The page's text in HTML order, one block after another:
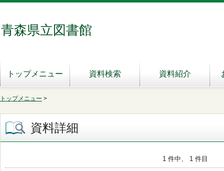
青森県立図書館
トップメニュー 資料検索 資料紹介
トップメニュー >
資料詳細
1 件中、 1 件目